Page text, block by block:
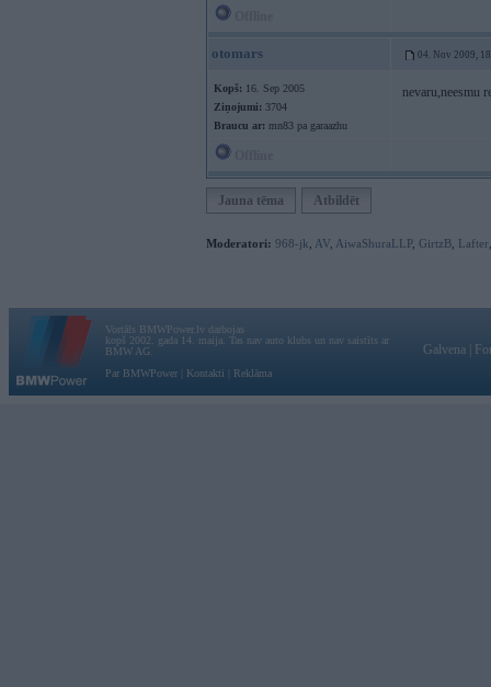
otomars 04. Nov 2009,
Kopš: 16. Sep 2005
Ziņojumi: 3704
Braucu ar: mn83 pa garaazhu
nevaru,neesmu
Jauna tēma Atbildēt
Moderatori: 968-jk AV AiwaShuraLLP, GirtzB Lafter
Vortāls BMWPower.lv darbojas
kopš 2002. gada 14. maija. Tas nav auto klubs un nav saistīts ar
BMW AG.
Par BMWPower
Kontakti Reklāma
Galvena